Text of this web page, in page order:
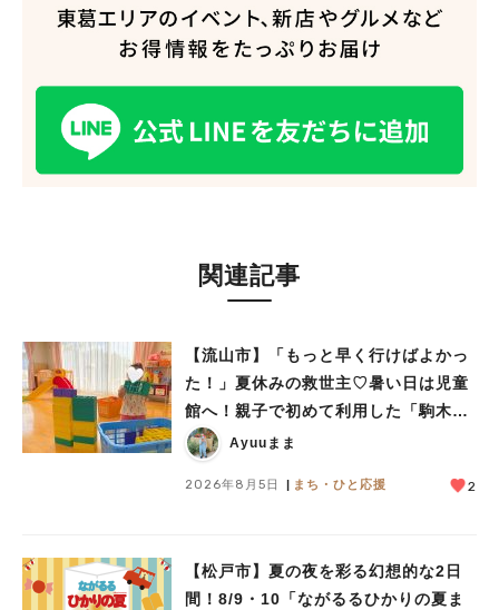
関連記事
【流山市】「もっと早く行けばよかっ
た！」夏休みの救世主♡暑い日は児童
館へ！親子で初めて利用した「駒木台
児童館」レポート
Ayuuまま
2026年8月5日 まち・ひと応援 2
【松戸市】夏の夜を彩る幻想的な2日
間！8/9・10「ながるるひかりの夏ま